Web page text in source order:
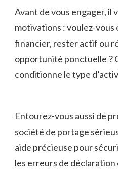
Avant de vous engager, il
motivations : voulez-vous
financier, rester actif ou
opportunité ponctuelle ?
conditionne le type
Entourez-vous aussi de
société de portage
aide précieuse pour
les erreurs de